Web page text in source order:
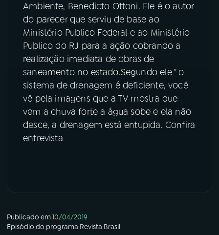
Ambiente, Benedicto Ottoni. Ele é o autor
do parecer que serviu de base ao
Ministério Publico Federal e ao Ministério
Publico do RJ para a ação cobrando a
realização imediata de obras de
saneamento no estado.Segundo ele " o
sistema de drenagem é deficiente, você
vê pela imagens que a TV mostra que
vem a chuva forte a água sobe e ela não
desce, a drenagem está entupida. Confira
entrevista
Publicado em10/04/2019
Episódio do programa Revista Brasil